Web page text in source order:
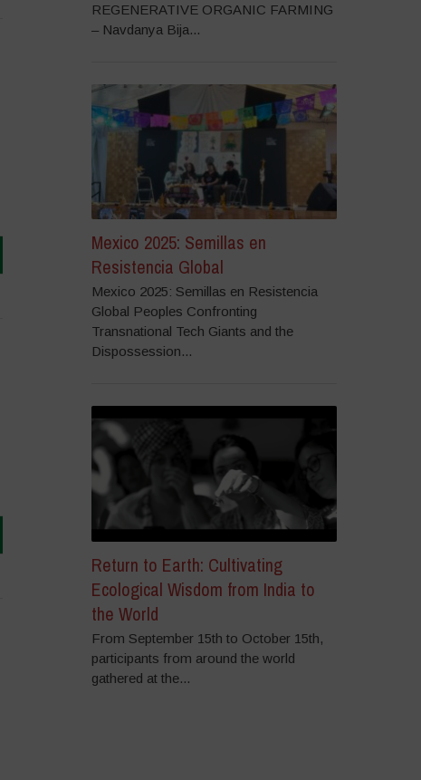
REGENERATIVE ORGANIC FARMING
– Navdanya Bija...
Mexico 2025: Semillas en
Resistencia Global
Mexico 2025: Semillas en Resistencia
Global Peoples Confronting
Transnational Tech Giants and the
Dispossession...
Return to Earth: Cultivating
Ecological Wisdom from India to
the World
From September 15th to October 15th,
participants from around the world
gathered at the...